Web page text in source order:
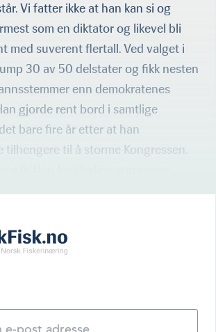
Vi fatter ikke at han kan si og
som en diktator og likevel bli
med suverent flertall. Ved valget i
30 av 50 delstater og fikk nesten
enn demokratenes
gjorde rent bord i samtlige
bare fire år etter at han
til å storme Kongressen.